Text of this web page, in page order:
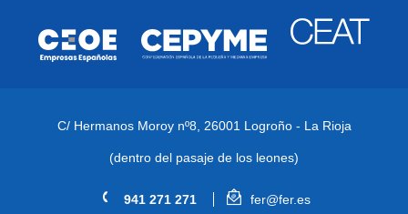
C/ Hermanos Moroy nº8, 26001 Logroño - La Rioja
(dentro del pasaje de los leones)
941 271 271 fer@fer.es